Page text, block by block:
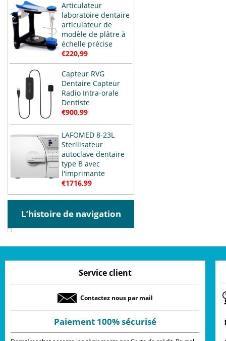
Articulateur
laboratoire dentaire
articulateur de
modèle de plâtre à
échelle précise
€220,99
Capteur RVG
Dentaire Capteur
Radio Intra-orale
Dentiste
€900,99
LAFOMED 8-23L
Sterilisateur
autoclave dentaire
type B avec
l'imprimante
€1716,99
L’histoire de navigation
Service client
Contactez nous par mail
Paiement 100% sécurisé